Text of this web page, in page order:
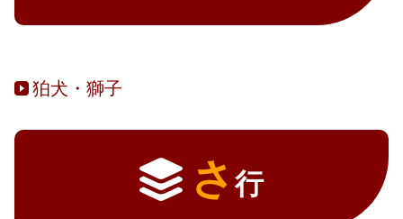
狛犬・獅子
さ行